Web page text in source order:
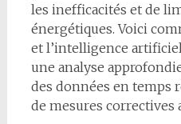
les inefficacités et de
énergétiques. Voici
et l’intelligence
une analyse
des données en temps
de mesures correctives